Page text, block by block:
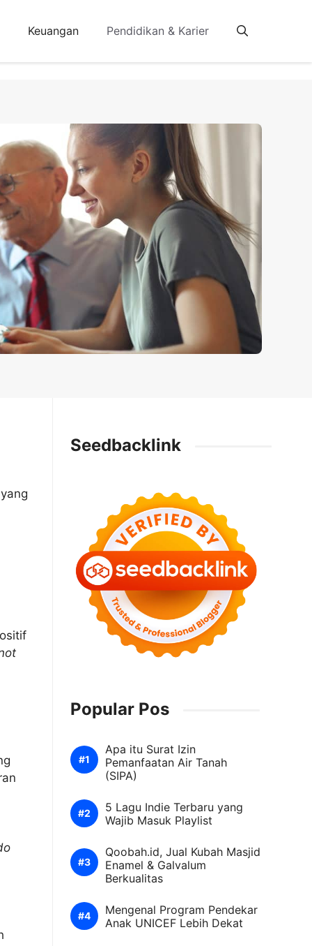
Keuangan Pendidikan & Karier
Seedbacklink
Popular Pos
Apa itu Surat Izin
Pemanfaatan Air Tanah
(SIPA)
5 Lagu Indie Terbaru yang
Wajib Masuk Playlist
Qoobah.id, Jual Kubah Masjid
Enamel & Galvalum
Berkualitas
Mengenal Program Pendekar
Anak UNICEF Lebih Dekat